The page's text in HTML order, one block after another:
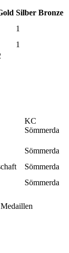
Silber Bronze
1
1
KC
Sömmerda
Sömmerda
Sömmerda
Sömmerda